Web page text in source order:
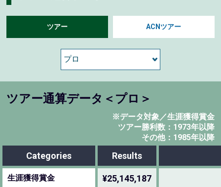
ツアー ACNツアー
ツアー通算データ＜プロ＞
※データ対象／生涯獲得賞金
ツアー勝利数：1973年以降
その他：1985年以降
Categories Results
生涯獲得賞金 ¥25,145,187